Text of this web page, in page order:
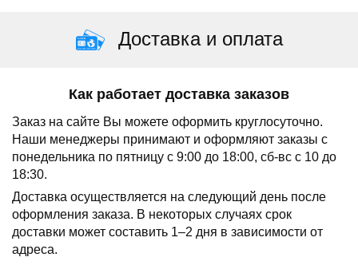
Доставка и оплата
Как работает доставка заказов
Заказ на сайте Вы можете оформить круглосуточно.
Наши менеджеры принимают и оформляют заказы с
понедельника по пятницу с 9:00 до 18:00, сб-вс с 10 до
18:30.
Доставка осуществляется на следующий день после
оформления заказа. В некоторых случаях срок
доставки может составить 1–2 дня в зависимости от
адреса.